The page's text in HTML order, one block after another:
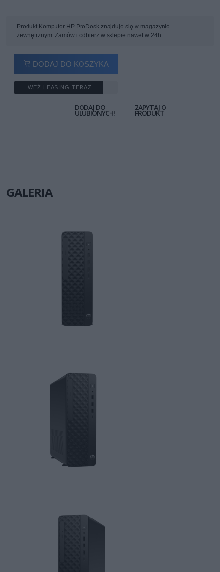
Produkt Komputer HP ProDesk znajduje się w magazynie
zewnętrznym. Zamów i odbierz w sklepie nawet w 24h.
DODAJ DO KOSZYKA
WEŹ LEASING TERAZ
DODAJ DO
ULUBIONYCH!
ZAPYTAJ O
PRODUKT
GALERIA